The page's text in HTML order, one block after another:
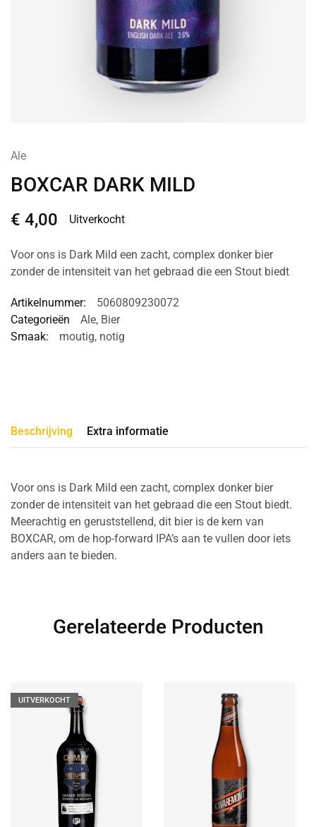
Ale
BOXCAR DARK MILD
€ 4,00 Uitverkocht
Voor ons is Dark Mild een zacht, complex donker bier
zonder de intensiteit van het gebraad die een Stout biedt
Artikelnummer:
5060809230072
Categorieën
Ale, Bier
Smaak:
moutig, notig
Beschrijving Extra informatie
Voor ons is Dark Mild een zacht, complex donker bier
zonder de intensiteit van het gebraad die een Stout biedt.
Meerachtig en geruststellend, dit bier is de kern van
BOXCAR, om de hop-forward IPA’s aan te vullen door iets
anders aan te bieden.
Gerelateerde Producten
UITVERKOCHT